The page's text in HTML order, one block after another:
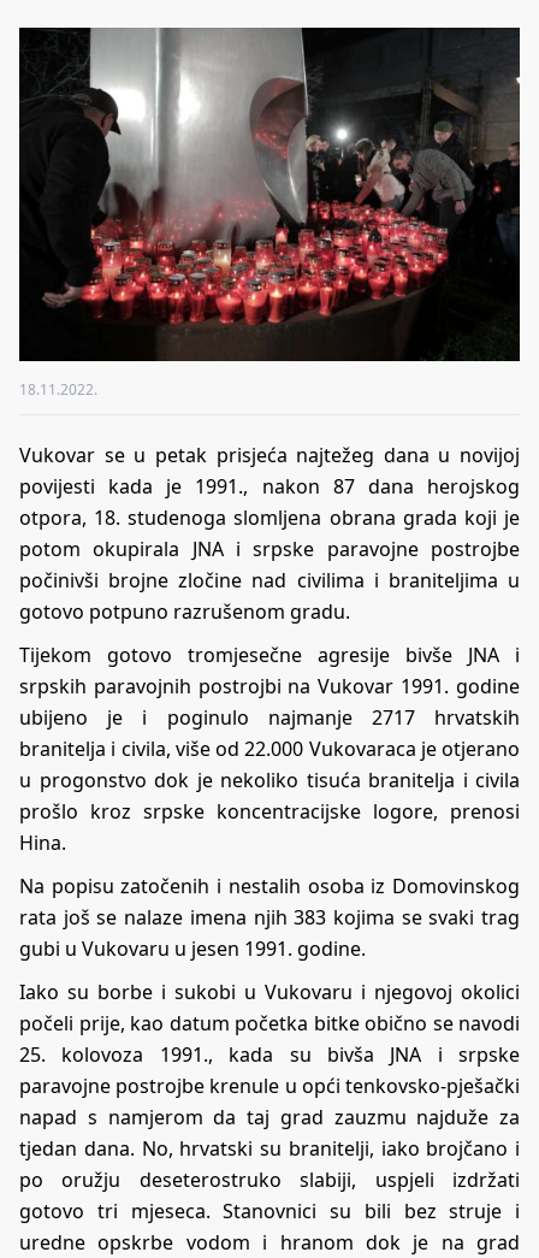
18.11.2022.
Vukovar se u petak prisjeća najtežeg dana u novijoj
povijesti kada je 1991., nakon 87 dana herojskog
otpora, 18. studenoga slomljena obrana grada koji je
potom okupirala JNA i srpske paravojne postrojbe
počinivši brojne zločine nad civilima i braniteljima u
gotovo potpuno razrušenom gradu.
Tijekom gotovo tromjesečne agresije bivše JNA i
srpskih paravojnih postrojbi na Vukovar 1991. godine
ubijeno je i poginulo najmanje 2717 hrvatskih
branitelja i civila, više od 22.000 Vukovaraca je otjerano
u progonstvo dok je nekoliko tisuća branitelja i civila
prošlo kroz srpske koncentracijske logore, prenosi
Hina.
Na popisu zatočenih i nestalih osoba iz Domovinskog
rata još se nalaze imena njih 383 kojima se svaki trag
gubi u Vukovaru u jesen 1991. godine.
Iako su borbe i sukobi u Vukovaru i njegovoj okolici
počeli prije, kao datum početka bitke obično se navodi
25. kolovoza 1991., kada su bivša JNA i srpske
paravojne postrojbe krenule u opći tenkovsko-pješački
napad s namjerom da taj grad zauzmu najduže za
tjedan dana. No, hrvatski su branitelji, iako brojčano i
po oružju deseterostruko slabiji, uspjeli izdržati
gotovo tri mjeseca. Stanovnici su bili bez struje i
uredne opskrbe vodom i hranom dok je na grad